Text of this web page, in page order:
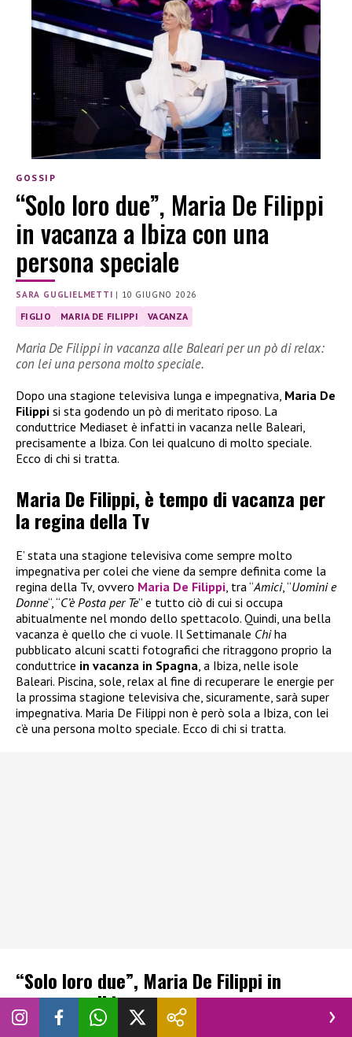
GOSSIP
“Solo loro due”, Maria De Filippi
in vacanza a Ibiza con una
persona speciale
SARA GUGLIELMETTI | 10 GIUGNO 2026
FIGLIO MARIA DE FILIPPI VACANZA
Maria De Filippi in vacanza alle Baleari per un pò di relax:
con lei una persona molto speciale.
Dopo una stagione televisiva lunga e impegnativa, Maria De
Filippi si sta godendo un pò di meritato riposo. La
conduttrice Mediaset è infatti in vacanza nelle Baleari,
precisamente a Ibiza. Con lei qualcuno di molto speciale.
Ecco di chi si tratta.
Maria De Filippi, è tempo di vacanza per
la regina della Tv
E’ stata una stagione televisiva come sempre molto
impegnativa per colei che viene da sempre definita come la
regina della Tv, ovvero Maria De Filippi , tra “Amici, “Uomini e
Donne“, “C’è Posta per Te” e tutto ciò di cui si occupa
abitualmente nel mondo dello spettacolo. Quindi, una bella
vacanza è quello che ci vuole. Il Settimanale Chiha
pubblicato alcuni scatti fotografici che ritraggono proprio la
conduttrice in vacanza in Spagna , a Ibiza, nelle isole
Baleari. Piscina, sole, relax al fine di recuperare le energie per
la prossima stagione televisiva che, sicuramente, sarà super
impegnativa. Maria De Filippi non è però sola a Ibiza, con lei
c’è una persona molto speciale. Ecco di chi si tratta.
“Solo loro due”, Maria De Filippi in
vacanza a Ibiza con una persona
speciale